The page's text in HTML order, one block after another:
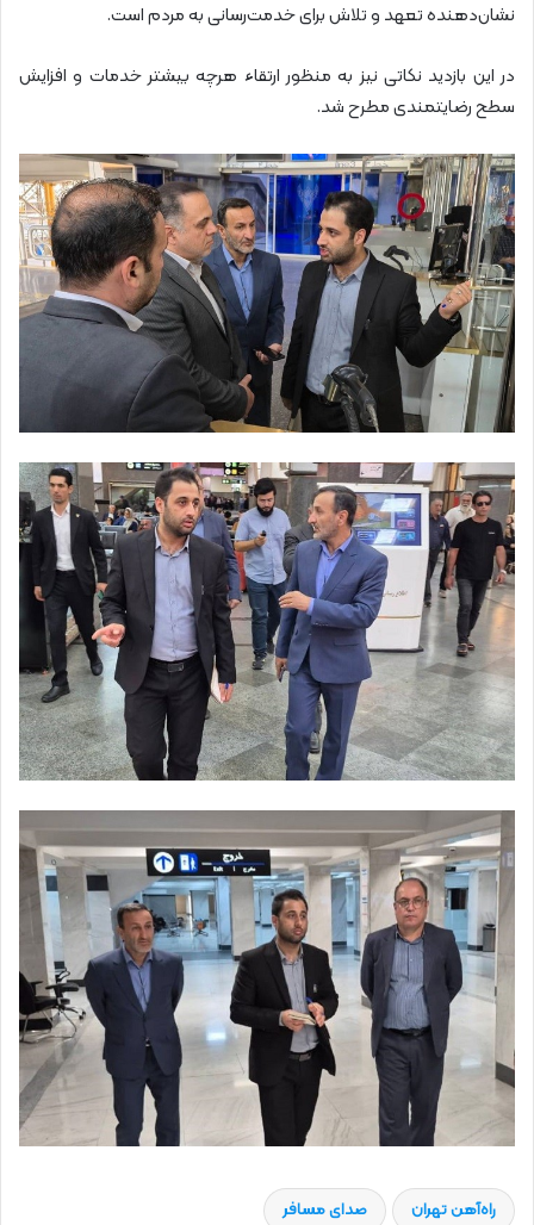
نشان‌دهنده تعهد و تلاش برای خدمت‌رسانی به مردم است.
در این بازدید نکاتی نیز به منظور ارتقاء هرچه بیشتر خدمات و افزایش
سطح رضایتمندی مطرح شد.
راه‌آهن تهران صدای مسافر